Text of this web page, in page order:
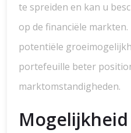
te spreiden en kan u
op de financiële
potentiële
portefeuille beter
marktomstandigheden.